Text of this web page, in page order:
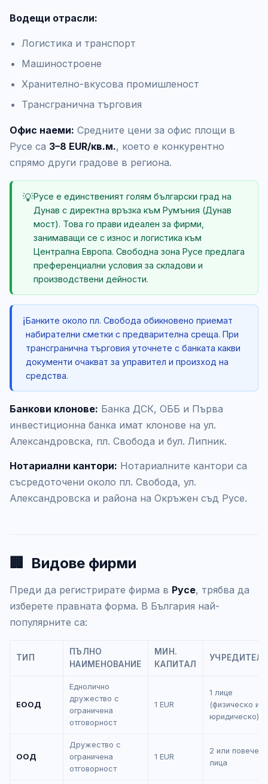
Водещи отрасли:
Логистика и транспорт
Машиностроене
Хранително-вкусова промишленост
Трансгранична търговия
Офис наеми: Средните цени за офис площи в
Русе са 3–8 EUR/кв.м., което е конкурентно
спрямо други градове в региона.
💡Русе е единственият голям български град на
Дунав с директна връзка към Румъния (Дунав
мост). Това го прави идеален за фирми,
занимаващи се с износ и логистика към
Централна Европа. Свободна зона Русе предлага
преференциални условия за складови и
производствени дейности.
ℹ️Банките около пл. Свобода обикновено приемат
набирателни сметки с предварителна среща. При
трансгранична търговия уточнете с банката какви
документи очакват за управител и произход на
средства.
Банкови клонове: Банка ДСК, ОББ и Първа
инвестиционна банка имат клонове на ул.
Александровска, пл. Свобода и бул. Липник.
Нотариални кантори: Нотариалните кантори са
съсредоточени около пл. Свобода, ул.
Александровска и района на Окръжен съд Русе.
🏢 Видове фирми
Преди да регистрирате фирма в Русе, трябва да
изберете правната форма. В България най-
популярните са:
ТИП
ПЪЛНО
НАИМЕНОВАНИЕ
МИН.
КАПИТАЛ
ЕООД
Еднолично
дружество с
ограничена
отговорност
1 EUR
1 лице
(физическо или
юридическо)
ООД
Дружество с
ограничена
отговорност
1 EUR
2 или повече
лица